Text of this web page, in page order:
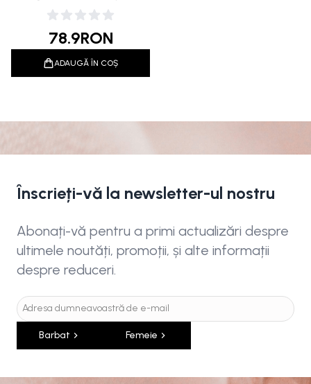
78.9RON
ADAUGĂ ÎN COȘ
Înscrieți-vă la newsletter-ul nostru
Abonați-vă pentru a primi actualizări despre
ultimele noutăți, promoții, și alte informații
despre reduceri.
Barbat Femeie